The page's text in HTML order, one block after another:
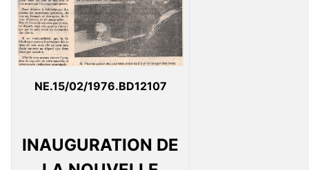
NE.15/02/1976.BD12107
INAUGURATION DE